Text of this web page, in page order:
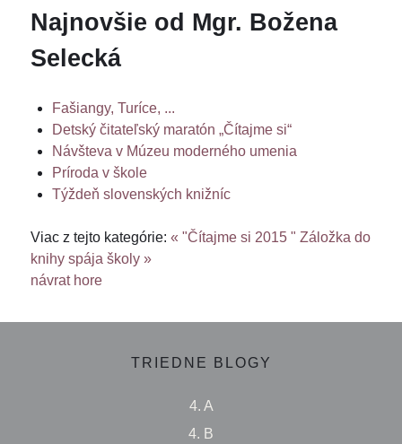
Najnovšie od Mgr. Božena
Selecká
Fašiangy, Turíce, ...
Detský čitateľský maratón „Čítajme si“
Návšteva v Múzeu moderného umenia
Príroda v škole
Týždeň slovenských knižníc
Viac z tejto kategórie: « "Čítajme si 2015 " Záložka do
knihy spája školy »
návrat hore
TRIEDNE BLOGY
4. A
4. B